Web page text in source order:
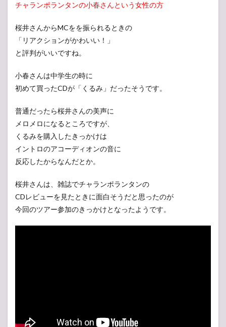
チャランポランタンの小春さんという女性の方
桜井さんからMCをを振られるときの
「リアクションがかわいい！」
と評判がいいですね。
小春さんは中学生の時に
初めて買ったCDが「くるみ」だったそうです。
普通だったら桜井さんの美声に
メロメロになるところですが、
くるみを購入したきっかけは
イントロのアコーディオンの音に
反応したからなんだとか。
桜井さんは、雑誌でチャランポランタンの
CDレビューを見たときに面白そうだと思ったのが
今回のツアー参加のきっかけとなったようです。